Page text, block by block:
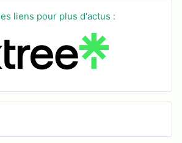
liens pour plus d'actus :